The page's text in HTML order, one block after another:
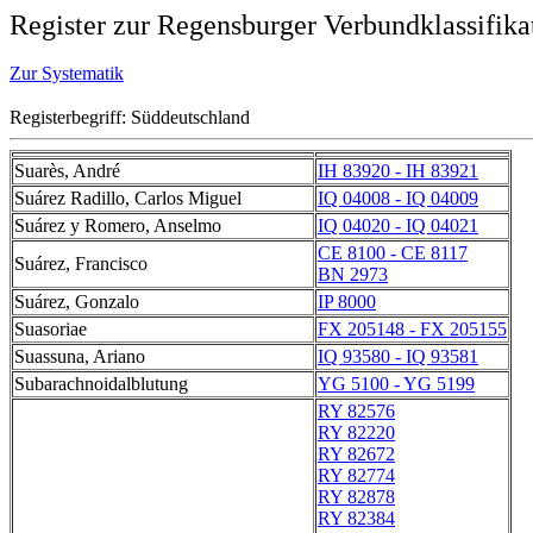
Register zur Regensburger
Zur Systematik
Registerbegriff: Süddeutschland
Suarès, André
IH 83920 - IH 83921
Suárez Radillo, Carlos Miguel
IQ 04008 - IQ 04009
Suárez y Romero, Anselmo
IQ 04020 - IQ 04021
Suárez, Francisco
CE 8100 - CE 8117
BN 2973
Suárez, Gonzalo
IP 8000
Suasoriae
FX 205148 - FX 205155
Suassuna, Ariano
IQ 93580 - IQ 93581
Subarachnoidalblutung
YG 5100 - YG 5199
RY 82576
RY 82220
RY 82672
RY 82774
RY 82878
RY 82384